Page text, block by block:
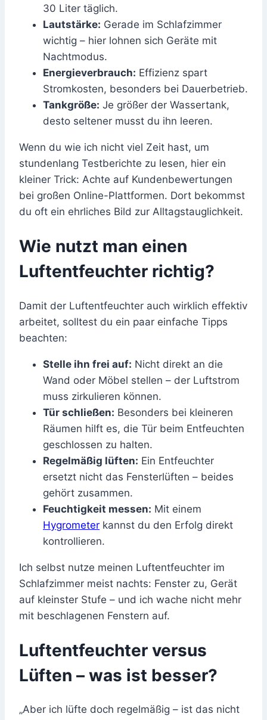
30 Liter täglich.
Lautstärke: Gerade im Schlafzimmer
wichtig – hier lohnen sich Geräte mit
Nachtmodus.
Energieverbrauch: Effizienz spart
Stromkosten, besonders bei Dauerbetrieb.
Tankgröße: Je größer der Wassertank,
desto seltener musst du ihn leeren.
Wenn du wie ich nicht viel Zeit hast, um
stundenlang Testberichte zu lesen, hier ein
kleiner Trick: Achte auf Kundenbewertungen
bei großen Online-Plattformen. Dort bekommst
du oft ein ehrliches Bild zur Alltagstauglichkeit.
Wie nutzt man einen
Luftentfeuchter richtig?
Damit der Luftentfeuchter auch wirklich effektiv
arbeitet, solltest du ein paar einfache Tipps
beachten:
Stelle ihn frei auf: Nicht direkt an die
Wand oder Möbel stellen – der Luftstrom
muss zirkulieren können.
Tür schließen: Besonders bei kleineren
Räumen hilft es, die Tür beim Entfeuchten
geschlossen zu halten.
Regelmäßig lüften: Ein Entfeuchter
ersetzt nicht das Fensterlüften – beides
gehört zusammen.
Feuchtigkeit messen: Mit einem
Hygrometer kannst du den Erfolg direkt
kontrollieren.
Ich selbst nutze meinen Luftentfeuchter im
Schlafzimmer meist nachts: Fenster zu, Gerät
auf kleinster Stufe – und ich wache nicht mehr
mit beschlagenen Fenstern auf.
Luftentfeuchter versus
Lüften – was ist besser?
„Aber ich lüfte doch regelmäßig – ist das nicht